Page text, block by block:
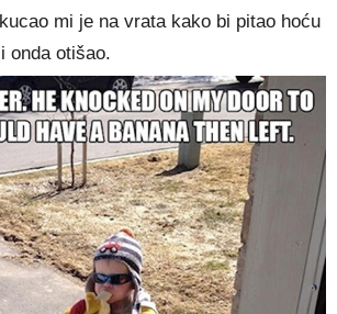
mi je na vrata kako bi pitao hoću
onda otišao.